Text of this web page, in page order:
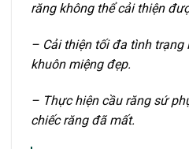
răng không thể cải thiện
– Cải thiện tối đa tình trạng
khuôn miệng đẹp.
– Thực hiện cầu răng sứ
chiếc răng đã mất.